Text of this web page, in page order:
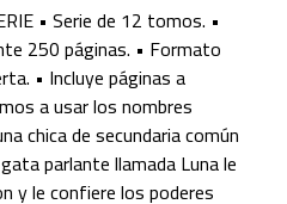
• Serie de 12 tomos. •
250 páginas. • Formato
• Incluye páginas a
a usar los nombres
chica de secundaria común
parlante llamada Luna le
y le confiere los poderes